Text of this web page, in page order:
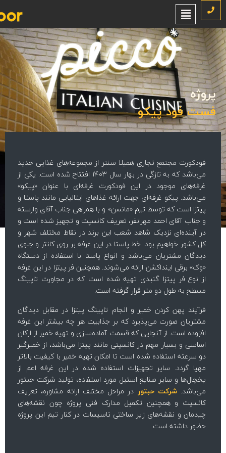
پیکو
تجاری همیلا سنتر از مجموعه‌های غذایی جدید
می‌باشد که به تازگی در بهار سال ۱۴۰۳ افتتاح شده است. یکی از
موجود در این فودکورت غرفه‌ای با عنوان «پیکو»
غرفه‌ای جهت ارائه غذاهای ایتالیایی مانند پاستا و
که توسط تیم «مانسن» و با همراهی جناب آقای وارسته
احمد مهرانفر، تعریف کانسپت و تجهیز شده است و
نزدیک شاهد شعب این برند در نقاط مختلف شهر و
بود. خط پاستا در این غرفه بر روی کانتر و جلوی
می‌باشد و انواع پاستا با استفاده از دستگاه
اینداکشن ارائه می‌شوند. همچنین فر پیتزا در این غرفه
پیتزا گنبدی تهیه شده است که در مجاورت تاپینگ
دو متر قرار گرفته است.
کردن خمیر و انجام تاپینگ پیتزا در مقابل دیدگان
می‌پذیرد که بر جذابیت هر چه بیشتر این غرفه
از آنجایی که قسمت آماده‌سازی و تهیه خمیر از ارکان
مهم در کانسپتی مانند پیتزا می‌باشد، از خمیرگیر
شده است تا امکان تهیه خمیر با کیفیت بالاتر
سایر تجهیزات استفاده شده در این غرفه اعم از
سایر صنایع استیل مورد استفاده، تولید شرکت حبتور
شرکت حبتوردر مراحل مختلف ارائه مشاوره، تعریف
همچنین تکمیل مدارک فنی پروژه چون نقشه‌های
نقشه‌های زیر ساختی تاسیسات در کنار تیم این پروژه
است.